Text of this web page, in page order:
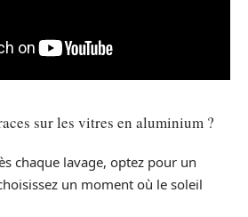
sur les vitres en aluminium ?
chaque lavage, optez pour un
un moment où le soleil